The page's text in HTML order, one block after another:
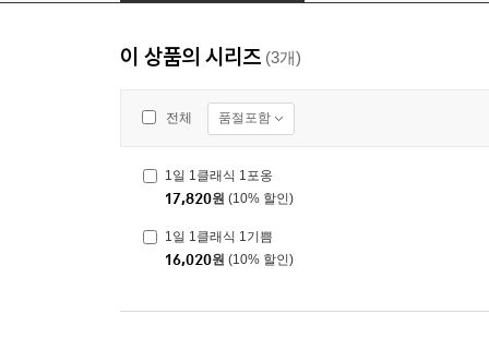
이 상품의 시리즈 (3개)
전체 품절포함
1일 1클래식 1포옹
17,820원 (10% 할인)
1일 1클래식 1기쁨
16,020원 (10% 할인)